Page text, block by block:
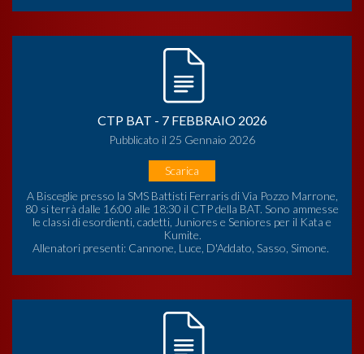
CTP BAT - 7 FEBBRAIO 2026
Pubblicato il 25 Gennaio 2026
Scarica
A Bisceglie presso la SMS Battisti Ferraris di Via Pozzo Marrone,
80 si terrà dalle 16:00 alle 18:30 il CTP della BAT. Sono ammesse
le classi di esordienti, cadetti, Juniores e Seniores per il Kata e
Kumite.
Allenatori presenti: Cannone, Luce, D'Addato, Sasso, Simone.